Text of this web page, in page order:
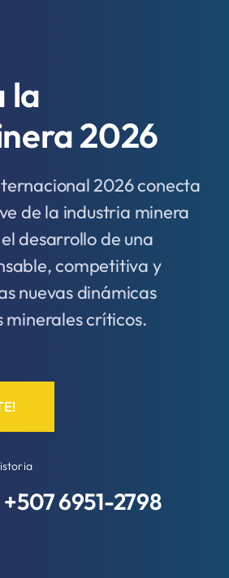
la
2026
2026 conecta
de la industria minera
desarrollo de una
competitiva y
nuevas dinámicas
minerales críticos.
6951-2798